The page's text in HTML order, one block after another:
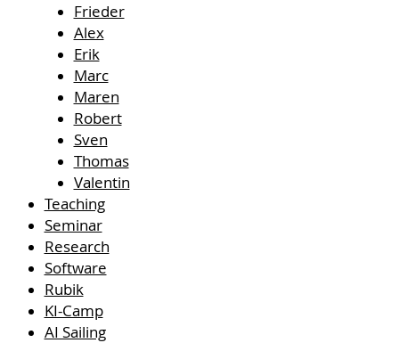
Frieder
Alex
Erik
Marc
Maren
Robert
Sven
Thomas
Valentin
Teaching
Seminar
Research
Software
Rubik
KI-Camp
AI Sailing